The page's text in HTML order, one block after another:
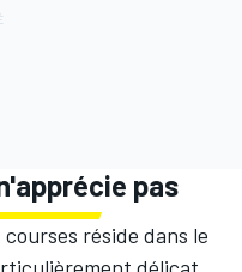
pas
réside dans le